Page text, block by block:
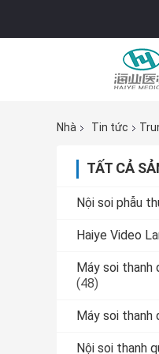
Nhà
Tin tức
TẤT CẢ
Nội soi phẫu
Haiye Video
Máy soi thanh
(48)
Máy soi thanh
Nội soi thanh